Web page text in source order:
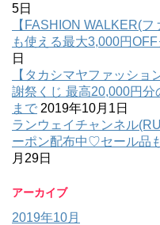
5日
【FASHION WALKER(
も使える最大3,000円
日
【タカシマヤファッシ
謝祭くじ 最高20,000円
まで 2019年10月1日
ランウェイチャンネル
ーポン配布中♡セール品
月29日
アーカイブ
2019年10月